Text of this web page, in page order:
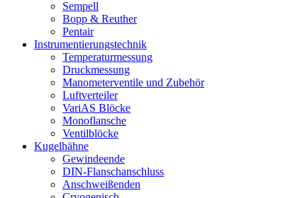
Sempell
Bopp & Reuther
Pentair
Instrumentierungs­technik
Temperaturmessung
Druckmessung
Manometerventile und Zubehör
Luftverteiler
VariAS Blöcke
Monoflansche
Ventilblöcke
Kugelhähne
Gewindeende
DIN-Flanschanschluss
Anschweißenden